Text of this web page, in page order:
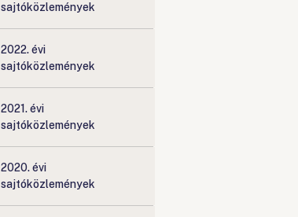
sajtóközlemények
2022. évi
sajtóközlemények
2021. évi
sajtóközlemények
2020. évi
sajtóközlemények